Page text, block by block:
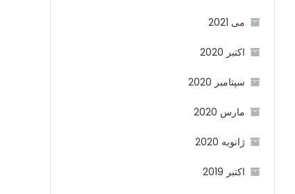
می 2021
اکتبر 2020
سپتامبر 2020
مارس 2020
ژانویه 2020
اکتبر 2019